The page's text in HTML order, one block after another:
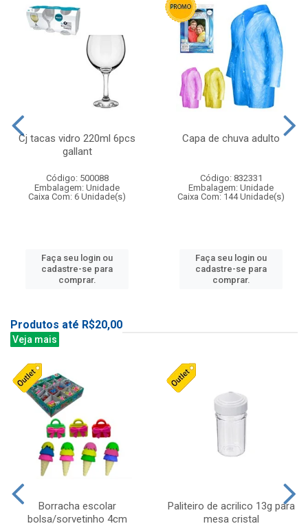
Cj tacas vidro 220ml 6pcs
gallant
Código: 500088
Embalagem: Unidade
Caixa Com: 6 Unidade(s)
Faça seu login ou
cadastre-se para
comprar.
Capa de chuva adulto
Código: 832331
Embalagem: Unidade
Caixa Com: 144 Unidade(s)
Faça seu login ou
cadastre-se para
comprar.
Produtos até R$20,00
Veja mais
Borracha escolar
bolsa/sorvetinho 4cm
Paliteiro de acrilico 13g para
mesa cristal